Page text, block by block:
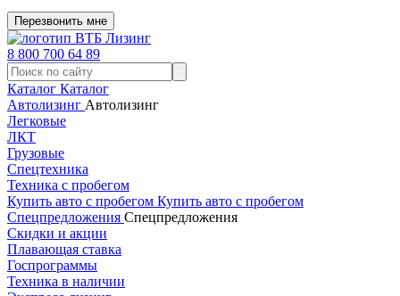
Перезвонить мне
8 800 700 64 89
Каталог Каталог
Автолизинг Автолизинг
Легковые
ЛКТ
Грузовые
Спецтехника
Техника с пробегом
Купить авто с пробегом Купить авто с пробегом
Спецпредложения Спецпредложения
Скидки и акции
Плавающая ставка
Госпрограммы
Техника в наличии